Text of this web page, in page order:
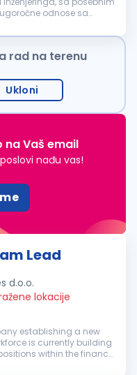
odnose sa
rad na terenu
Ukloni
na Vaš email
nađu vas!
Lead
d.o.o.
lokacije
establishing a new
is currently building
within the finance